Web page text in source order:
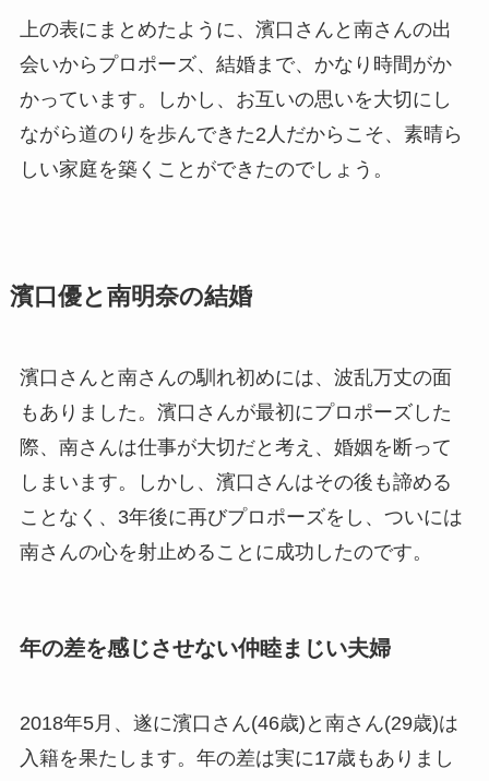
上の表にまとめたように、濱口さんと南さんの出
会いからプロポーズ、結婚まで、かなり時間がか
かっています。しかし、お互いの思いを大切にし
ながら道のりを歩んできた2人だからこそ、素晴ら
しい家庭を築くことができたのでしょう。
濱口優と南明奈の結婚
濱口さんと南さんの馴れ初めには、波乱万丈の面
もありました。濱口さんが最初にプロポーズした
際、南さんは仕事が大切だと考え、婚姻を断って
しまいます。しかし、濱口さんはその後も諦める
ことなく、3年後に再びプロポーズをし、ついには
南さんの心を射止めることに成功したのです。
年の差を感じさせない仲睦まじい夫婦
2018年5月、遂に濱口さん(46歳)と南さん(29歳)は
入籍を果たします。年の差は実に17歳もありまし